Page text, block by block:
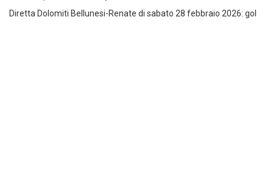
Diretta Dolomiti Bellunesi-Renate di sabato 28 febbraio 2026: gol